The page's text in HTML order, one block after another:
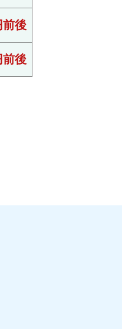
後
後